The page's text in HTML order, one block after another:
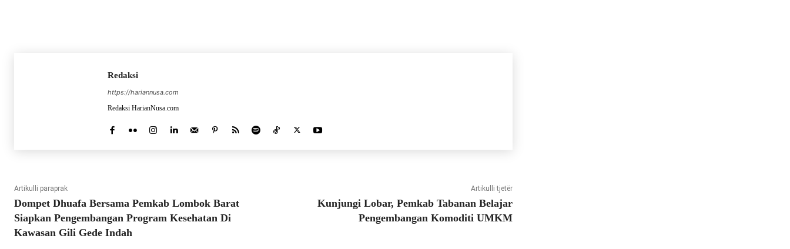
Redaksi
https://hariannusa.com
Redaksi HarianNusa.com
Artikulli paraprak
Dompet Dhuafa Bersama Pemkab Lombok Barat
Siapkan Pengembangan Program Kesehatan Di
Kawasan Gili Gede Indah
Artikulli tjetër
Kunjungi Lobar, Pemkab Tabanan Belajar
Pengembangan Komoditi UMKM